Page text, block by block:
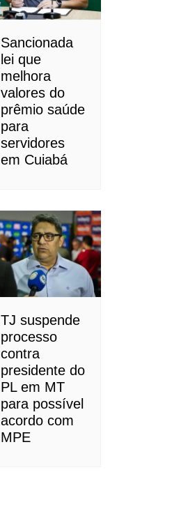
Sancionada
lei que
melhora
valores do
prêmio saúde
para
servidores
em Cuiabá
TJ suspende
processo
contra
presidente do
PL em MT
para possível
acordo com
MPE